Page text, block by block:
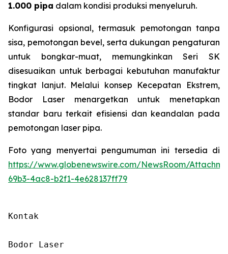
1.000 pipa dalam kondisi produksi menyeluruh.
Konfigurasi opsional, termasuk pemotongan tanpa
sisa, pemotongan bevel, serta dukungan pengaturan
untuk bongkar-muat, memungkinkan Seri SK
disesuaikan untuk berbagai kebutuhan manufaktur
tingkat lanjut. Melalui konsep Kecepatan Ekstrem,
Bodor Laser menargetkan untuk menetapkan
standar baru terkait efisiensi dan keandalan pada
pemotongan laser pipa.
Foto yang menyertai pengumuman ini tersedia di
https://www.globenewswire.com/NewsRoom/
69b3-4ac8-b2f1-4e628137ff79
Kontak
Bodor Laser